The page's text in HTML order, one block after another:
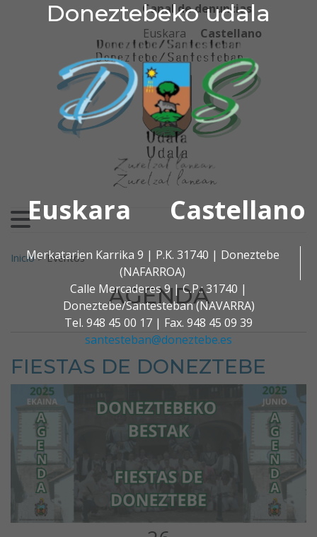
Doneztebeko udala
Euskara Castellano
Merkatarien Karrika 9 | P.K. 31740 | Doneztebe
(NAFARROA)
Calle Mercaderes 9 | C.P.: 31740 |
Doneztebe/Santesteban (NAVARRA)
Tel. 948 45 00 17 | Fax. 948 45 09 39
santesteban@doneztebe.es
Ir al contenido
Doneztebeko udala
Canal de denuncias
Euskara
Castellano
Buscar:
Inicio>Eventos
AGENDA
FIESTAS DE DONEZTEBE